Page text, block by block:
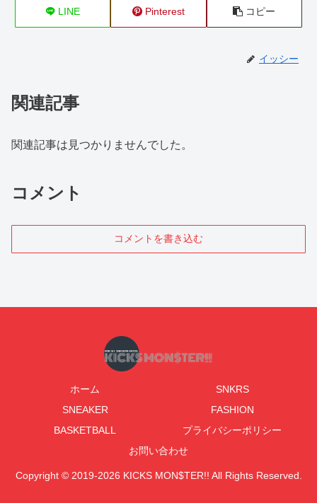
LINE Pinterest コピー
イッシー
関連記事
関連記事は見つかりませんでした。
コメント
コメントを書き込む
ホーム
SNKRS
SNEAKER
FASHION
BASKETBALL
プライバシーポリシー
お問い合わせ
Copyright © 2019-2026 KICKS MON$TER!! All Rights Reserved.